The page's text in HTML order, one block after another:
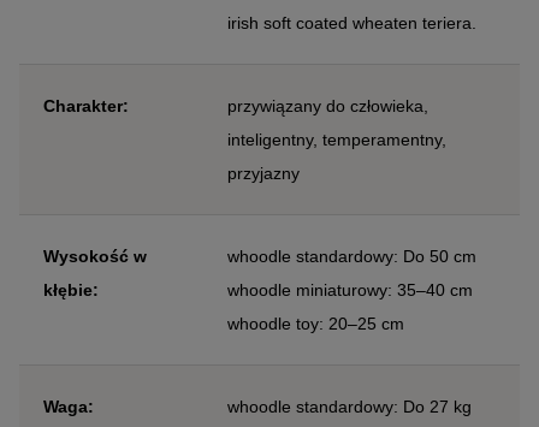
irish soft coated wheaten teriera.
Charakter:
przywiązany do człowieka,
inteligentny, temperamentny,
przyjazny
Wysokość w
kłębie:
whoodle standardowy: Do 50 cm
whoodle miniaturowy: 35–40 cm
whoodle toy: 20–25 cm
Waga:
whoodle standardowy: Do 27 kg